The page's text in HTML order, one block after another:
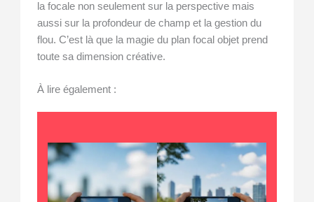
la focale non seulement sur la perspective mais
aussi sur la profondeur de champ et la gestion du
flou. C’est là que la magie du plan focal objet prend
toute sa dimension créative.
À lire également :